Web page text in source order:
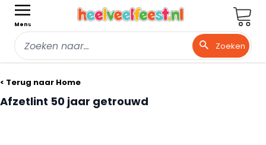
Menu
Zoeken
< Terug naar Home
Afzetlint 50 jaar getrouwd